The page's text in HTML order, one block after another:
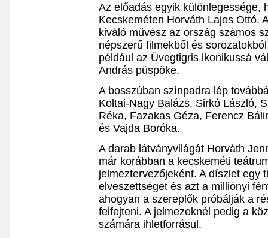
Az előadás egyik különlegessége,
Kecskeméten Horváth Lajos Ottó.
kiváló művész az ország számos
népszerű filmekből és
például az Üvegtigris ikonikussá
András püspöke.
A bosszúban színpadra lép
Koltai-Nagy Balázs, Sirkó László,
Réka, Fazakas Géza, Ferencz
és Vajda Boróka.
A darab látványvilágát Horváth
már korábban a kecskeméti
jelmeztervezőjeként. A díszlet egy
elveszettséget és azt a milliónyi
ahogyan a szereplők próbálják a
felfejteni. A jelmezeknél pedig a
számára ihletforrásul.